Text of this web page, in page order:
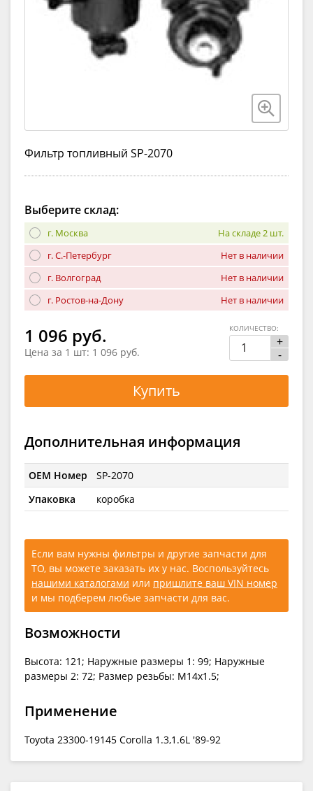
Фильтр топливный SP-2070
Выберите склад:
г. Москва
На складе 2 шт.
г. С.-Петербург
Нет в наличии
г. Волгоград
Нет в наличии
г. Ростов-на-Дону
Нет в наличии
1 096 руб.
Цена за 1 шт: 1 096 руб.
+
-
КОЛИЧЕСТВО:
Купить
Дополнительная информация
OEM Номер
SP-2070
Упаковка
коробка
Если вам нужны фильтры и другие запчасти для
ТО, вы можете заказать их у нас. Воспользуйтесь
нашими каталогами или пришлите ваш VIN номер
и мы подберем любые запчасти для вас.
Возможности
Высота: 121; Наружные размеры 1: 99; Наружные
размеры 2: 72; Размер резьбы: M14x1.5;
Применение
Toyota 23300-19145 Corolla 1.3,1.6L '89-92